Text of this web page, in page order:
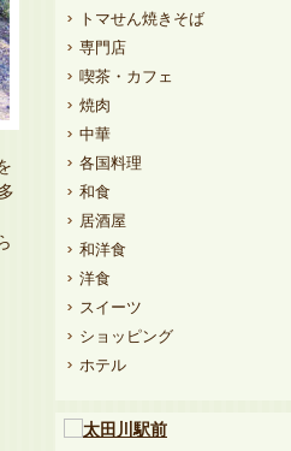
トマせん焼きそば
専門店
喫茶・カフェ
焼肉
中華
各国料理
和食
居酒屋
和洋食
洋食
スイーツ
ショッピング
ホテル